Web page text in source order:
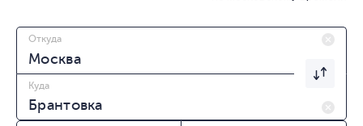
Откуда
Куда